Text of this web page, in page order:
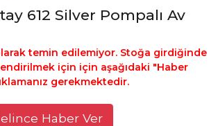
612 Silver Pompalı Av
temin edilemiyor. Stoğa girdiğinde
için için aşağıdaki "Haber
gerekmektedir.
Haber Ver